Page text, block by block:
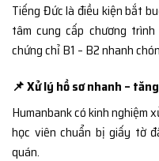
Tiếng Đức là điều kiện bắt
tâm cung cấp chương
chứng chỉ B1 – B2 nhanh
📌 Xử lý hồ sơ nhanh –
Humanbank có kinh nghiệm
học viên chuẩn bị giấy tờ
quán.